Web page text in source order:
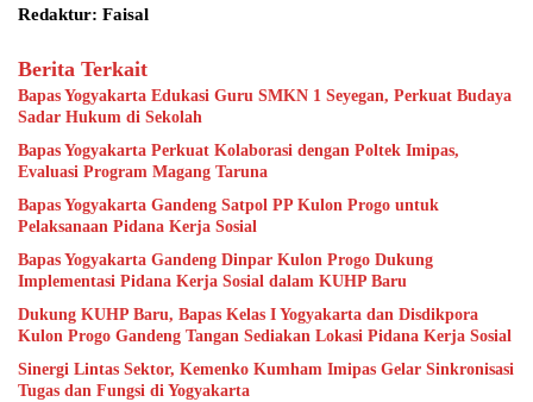
Redaktur: Faisal
Berita Terkait
Bapas Yogyakarta Edukasi Guru SMKN 1 Seyegan, Perkuat Budaya
Sadar Hukum di Sekolah
Bapas Yogyakarta Perkuat Kolaborasi dengan Poltek Imipas,
Evaluasi Program Magang Taruna
Bapas Yogyakarta Gandeng Satpol PP Kulon Progo untuk
Pelaksanaan Pidana Kerja Sosial
Bapas Yogyakarta Gandeng Dinpar Kulon Progo Dukung
Implementasi Pidana Kerja Sosial dalam KUHP Baru
Dukung KUHP Baru, Bapas Kelas I Yogyakarta dan Disdikpora
Kulon Progo Gandeng Tangan Sediakan Lokasi Pidana Kerja Sosial
Sinergi Lintas Sektor, Kemenko Kumham Imipas Gelar Sinkronisasi
Tugas dan Fungsi di Yogyakarta